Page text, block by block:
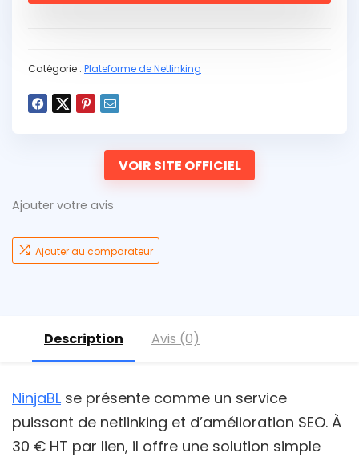
Catégorie : Plateforme de Netlinking
VOIR SITE OFFICIEL
Ajouter votre avis
Ajouter au comparateur
Description Avis (0)
NinjaBL se présente comme un service
puissant de netlinking et d’amélioration SEO. À
30 € HT par lien, il offre une solution simple